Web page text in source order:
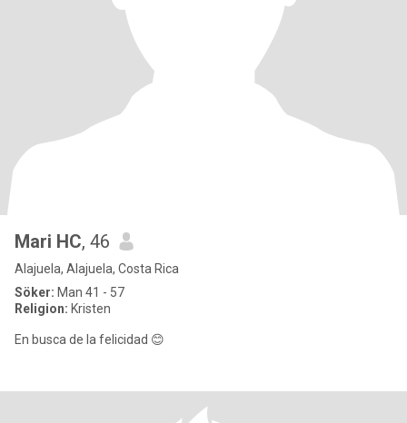
Mari HC, 46
Alajuela, Alajuela, Costa Rica
Söker: Man 41 - 57
Religion: Kristen
En busca de la felicidad 😊